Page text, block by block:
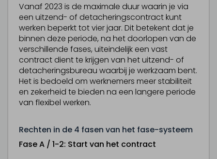
Vanaf 2023 is de maximale duur waarin je via
een uitzend- of detacheringscontract kunt
werken beperkt tot vier jaar. Dit betekent dat je
binnen deze periode, na het doorlopen van de
verschillende fases, uiteindelijk een vast
contract dient te krijgen van het uitzend- of
detacheringsbureau waarbij je werkzaam bent.
Het is bedoeld om werknemers meer stabiliteit
en zekerheid te bieden na een langere periode
van flexibel werken.
Rechten in de 4 fasen van het fase-systeem
Fase A / 1-2: Start van het contract